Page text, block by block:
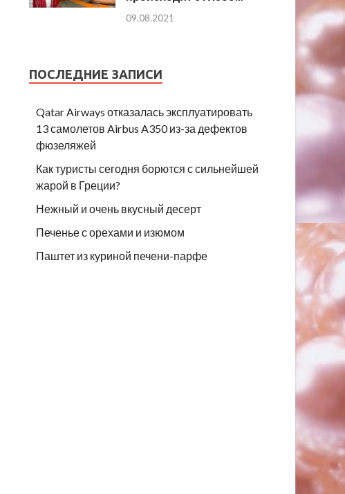
09.08.2021
ПОСЛЕДНИЕ ЗАПИСИ
Qatar Airways отказалась эксплуатировать
13 самолетов Airbus A350 из-за дефектов
фюзеляжей
Как туристы сегодня борются с сильнейшей
жарой в Греции?
Нежный и очень вкусный десерт
Печенье с орехами и изюмом
Паштет из куриной печени-парфе